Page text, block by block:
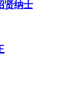
贤纳士